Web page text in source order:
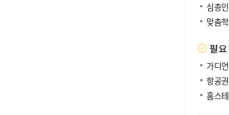
심층
맞춤
필
가디
항공
홈스